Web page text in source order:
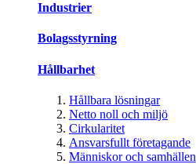
Industrier
Bolagsstyrning
Hållbarhet
Hållbara lösningar
Netto noll och miljö
Cirkularitet
Ansvarsfullt företagande
Människor och samhällen